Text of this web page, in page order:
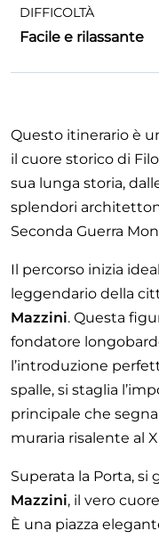
DIFFICOLTÀ
Facile e rilassante
Questo itinerario è
il cuore storico di
sua lunga storia,
splendori
Seconda Guerra
Il percorso inizia
leggendario della
Mazzini. Questa
fondatore
l’introduzione
spalle, si staglia
principale che segna
muraria risalente al
Superata la Porta,
Mazzini, il vero
È una piazza